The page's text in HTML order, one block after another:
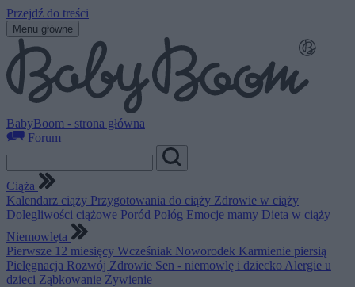
Przejdź do treści
Menu główne
BabyBoom - strona główna
Forum
Ciąża
Kalendarz ciąży Przygotowania do ciąży Zdrowie w ciąży
Dolegliwości ciążowe Poród Połóg Emocje mamy Dieta w ciąży
Niemowlęta
Pierwsze 12 miesięcy Wcześniak Noworodek Karmienie piersią
Pielęgnacja Rozwój Zdrowie Sen - niemowlę i dziecko Alergie u
dzieci Ząbkowanie Żywienie